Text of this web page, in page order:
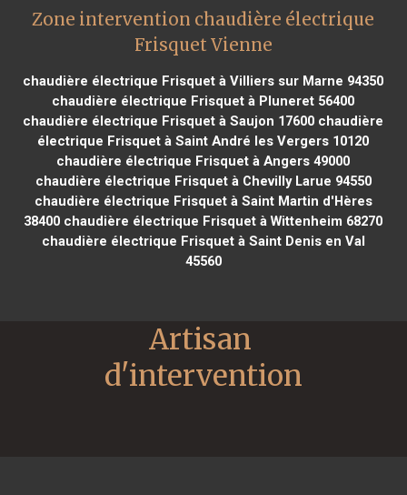
Zone intervention chaudière électrique
Frisquet Vienne
chaudière électrique Frisquet à Villiers sur Marne 94350
chaudière électrique Frisquet à Pluneret 56400
chaudière électrique Frisquet à Saujon 17600 chaudière
électrique Frisquet à Saint André les Vergers 10120
chaudière électrique Frisquet à Angers 49000
chaudière électrique Frisquet à Chevilly Larue 94550
chaudière électrique Frisquet à Saint Martin d'Hères
38400 chaudière électrique Frisquet à Wittenheim 68270
chaudière électrique Frisquet à Saint Denis en Val
45560
Artisan
d'intervention